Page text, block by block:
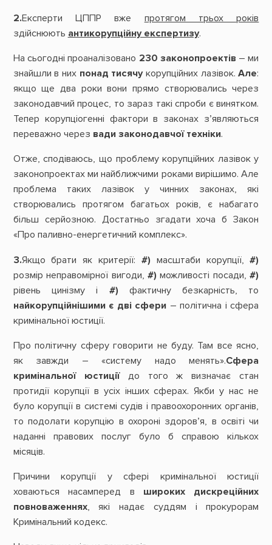
2.Експерти ЦППР вже протягом трьох років
здійснюють антикорупційну експертизу.
На сьогодні проаналізовано 230 законопроектів – ми
знайшли в них понад тисячукорупційних лазівок.Але:
якщо ще два роки вони прямо створювались через
законодавчий процес, то зараз такі спроби є винятком.
Тепер корупціогенні фактори в законах з’являються
переважно через вади законодавчої техніки.
Отже, сподіваюсь, що проблему корупційних лазівок у
законопроектах ми найближчими роками вирішимо. Але
проблема таких лазівок у чинних законах, які
створювались протягом багатьох років, є набагато
більш серйозною. Достатньо згадати хоча б Закон
«Про паливно-енергетичний комплекс».
3.Якщо брати як критерії: #) масштаби корупції,#)
розмір неправомірної вигоди, #) можливості посади,#)
рівень цинізму і #) фактичну безкарність, то
найкорупційнішими є дві сфери – політична і сфера
кримінальної юстиції.
Про політичну сферу говорити не буду. Там все ясно,
як завжди – «систему надо менять».Сфера
кримінальної юстиціїдо того ж визначає стан
протидії корупції в усіх інших сферах. Якби у нас не
було корупції в системі судів і правоохоронних органів,
то подолати корупцію в охороні здоров’я, в освіті чи
наданні правових послуг було б справою кількох
місяців.
Причини корупції у сфері кримінальної юстиції
ховаються насамперед в широких дискреційних
повноваженнях, які надає суддям і прокурорам
Кримінальний кодекс.